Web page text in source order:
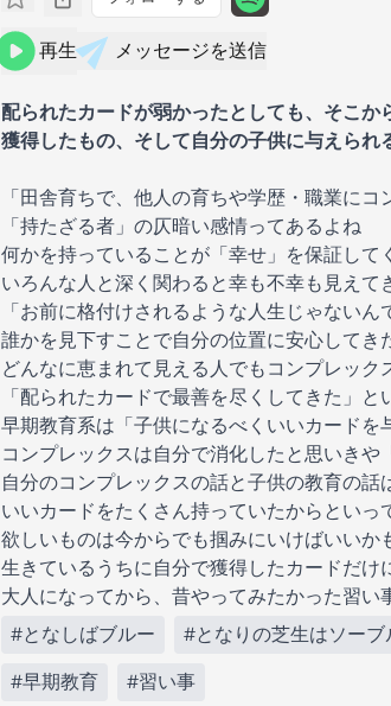
再生 メッセージを送信
配られたカードが弱かったとしても、そこ
獲得したもの、そして自分の子供に与えられ
「田舎育ちで、他人の育ちや学歴・職業に
「持たざる者」の仄暗い感情ってあるよね
何かを持っていることが「幸せ」を保証して
いろんな人と深く関わると幸も不幸も見えて
「お前に格付けされるような人生じゃないん
誰かを見下すことで自分の位置に安心してき
どんなに恵まれて見える人でもコンプレック
「配られたカードで最善を尽くしてきた」と
早期教育系は「子供になるべくいいカード
コンプレックスは自分で消化したと思いきや
自分のコンプレックスの話と子供の教育の話
いいカードをたくさん持っていたからといっ
欲しいものは今からでも掴みにいけばいいか
生きているうちに自分で獲得したカードだけ
大人になってから、昔やってみたかった習い
#となしばブルー
#となりの芝生はソーブ
#早期教育 #習い事